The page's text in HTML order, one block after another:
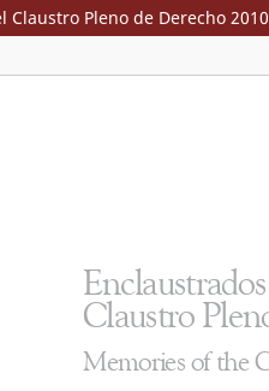
Pleno de Derecho 2010